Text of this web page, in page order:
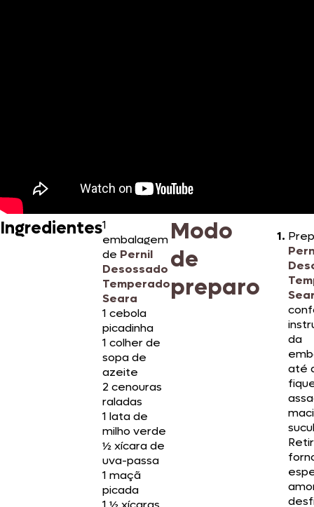
Ingredientes1
embalagem
de Pernil
Desossado
Temperado
Seara
1 cebola
picadinha
1 colher de
sopa de
azeite
2 cenouras
raladas
1 lata de
milho verde
½ xícara de
uva-passa
1 maçã
picada
Modo
de
preparo
da
até